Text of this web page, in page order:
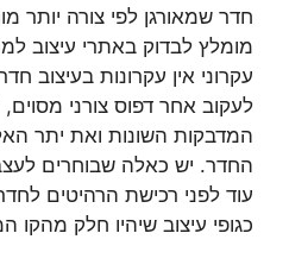
חדר שמאורגן לפי צורה יותר
מומלץ לבדוק באתרי עיצוב
עקרוני אין עקרונות בעיצוב
לעקוב אחר דפוס צורני מסוים,
המדבקות השונות ואת יתר
החדר. יש כאלה שבוחרים
עוד לפני רכישת הרהיטים
כגופי עיצוב שיהיו חלק מהקו